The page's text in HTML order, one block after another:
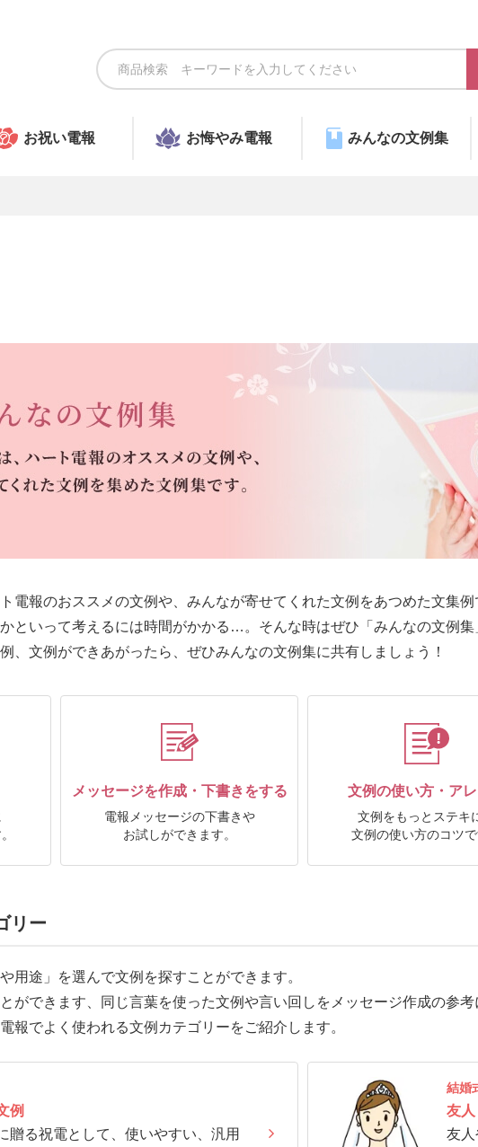
お祝い電報 お悔やみ電報 みんなの文例集
電報のおススメの文例や、みんなが寄せてくれた文例をあつめた文集例
といって考えるには時間がかかる…。そんな時はぜひ「みんなの文例集
、文例ができあがったら、ぜひみんなの文例集に共有しましょう！
メッセージを作成・下書きをする
電報メッセージの下書きや
お試しができます。
文例の使い方・ア
文例をもっとステキ
文例の使い方のコツで
リー
用途」を選んで文例を探すことができます。
ができます、同じ言葉を使った文例や言い回しをメッセージ作成の参考
報でよく使われる文例カテゴリーをご紹介します。
例
贈る祝電として、使いやすい、汎用
結婚
友人
友人